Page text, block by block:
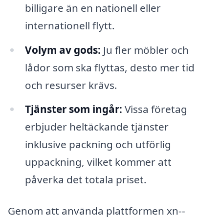
billigare än en nationell eller
internationell flytt.
Volym av gods: Ju fler möbler och
lådor som ska flyttas, desto mer tid
och resurser krävs.
Tjänster som ingår: Vissa företag
erbjuder heltäckande tjänster
inklusive packning och utförlig
uppackning, vilket kommer att
påverka det totala priset.
Genom att använda plattformen xn--